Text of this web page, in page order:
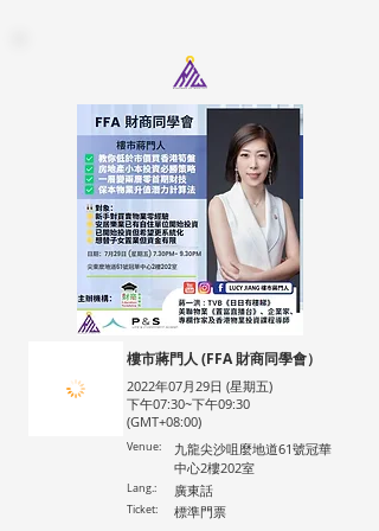
樓市蔣門人 (FFA 財商同學會）
2022年07月29日 (星期五)
下午07:30~下午09:30
(GMT+08:00)
Venue:
九龍尖沙咀麼地道61號冠華
中心2樓202室
Lang.: 廣東話
Ticket: 標準門票